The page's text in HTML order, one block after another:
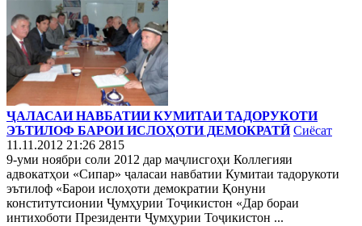
ҶАЛАСАИ НАВБАТИИ КУМИТАИ ТАДОРУКОТИ
ЭЪТИЛОФ БАРОИ ИСЛОҲОТИ ДЕМОКРАТӢ Сиёсат
11.11.2012 21:26 2815
9-уми ноябри соли 2012 дар маҷлисгоҳи Коллегияи
адвокатҳои «Сипар» ҷаласаи навбатии Кумитаи тадорукоти
эътилоф «Барои ислоҳоти демократии Қонуни
конститутсионии Ҷумҳурии Тоҷикистон «Дар бораи
интихоботи Президенти Ҷумҳурии Тоҷикистон ...